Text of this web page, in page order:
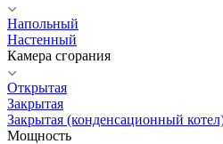
Напольный
Настенный
Камера сгорания
Открытая
Закрытая
Закрытая (конденсационный
Мощность